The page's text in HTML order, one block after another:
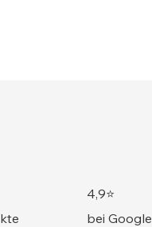
4,9⭐
bei Google